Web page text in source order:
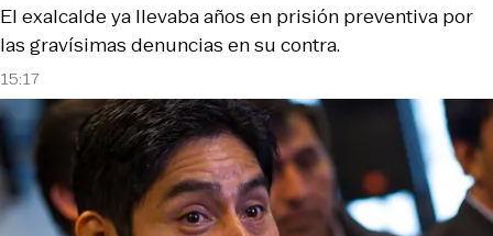
15:17
El exalcalde ya llevaba años en prisión preventiva por
las gravísimas denuncias en su contra.